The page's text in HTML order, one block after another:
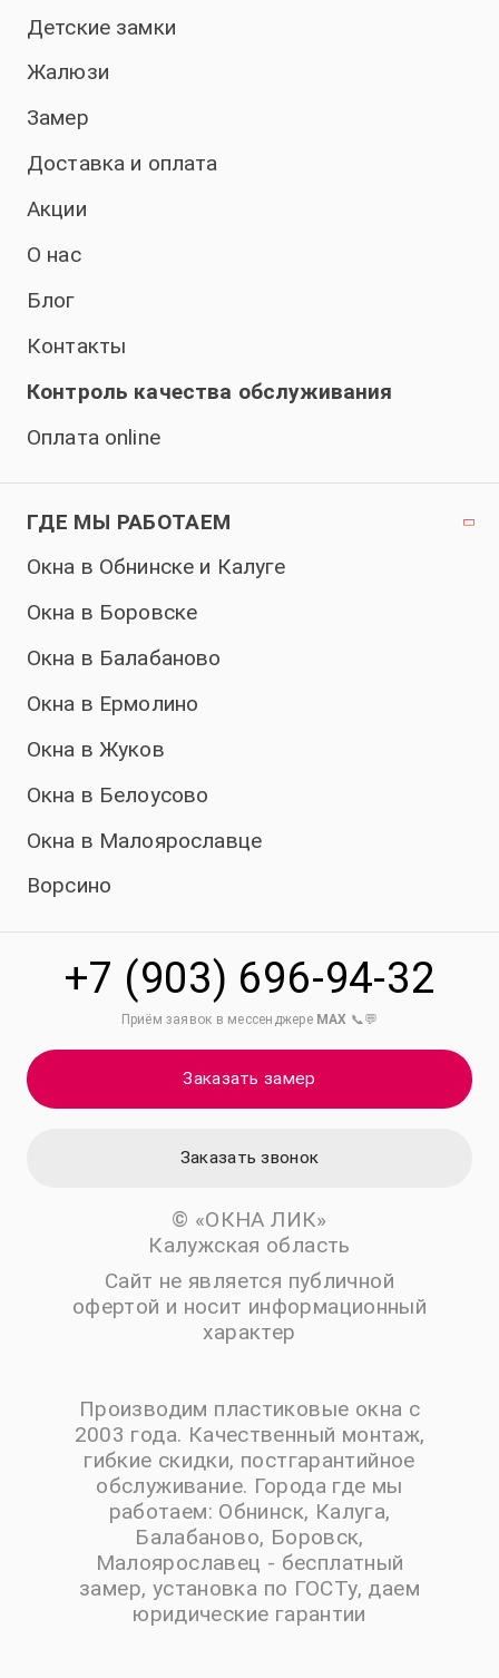
© «ОКНА ЛИК»
Калужская область
Сайт не является публичной
офертой и носит информационный
характер
Производим пластиковые окна с
2003 года. Качественный монтаж,
гибкие скидки, постгарантийное
обслуживание. Города где мы
работаем: Обнинск, Калуга,
Балабаново, Боровск,
Малоярославец - бесплатный
замер, установка по ГОСТу, даем
юридические гарантии
Детские замки
Жалюзи
Замер
Доставка и оплата
Акции
О нас
Блог
Контакты
Контроль качества обслуживания
Оплата online
ГДЕ МЫ РАБОТАЕМ
Окна в Обнинске и Калуге
Окна в Боровске
Окна в Балабаново
Окна в Ермолино
Окна в Жуков
Окна в Белоусово
Окна в Малоярославце
Ворсино
+7 (903) 696-94-32
Приём заявок в мессенджере MAX 📞💬
Заказать замер
Заказать звонок